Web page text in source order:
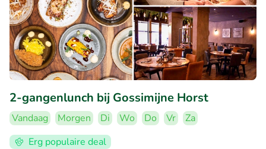
2-gangenlunch bij Gossimijne Horst
Vandaag Morgen Di Wo Do Vr
Za
Erg populaire deal